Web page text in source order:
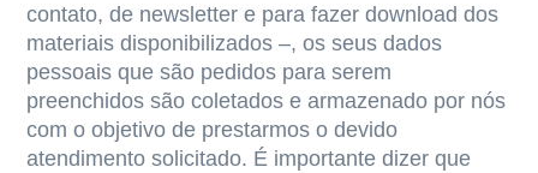
contato, de newsletter e para fazer download dos
materiais disponibilizados –, os seus dados
pessoais que são pedidos para serem
preenchidos são coletados e armazenado por nós
com o objetivo de prestarmos o devido
atendimento solicitado. É importante dizer que